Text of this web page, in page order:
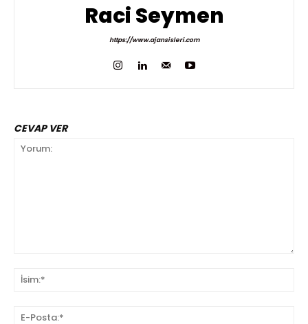
Raci Seymen
https://www.ajansisleri.com
CEVAP VER